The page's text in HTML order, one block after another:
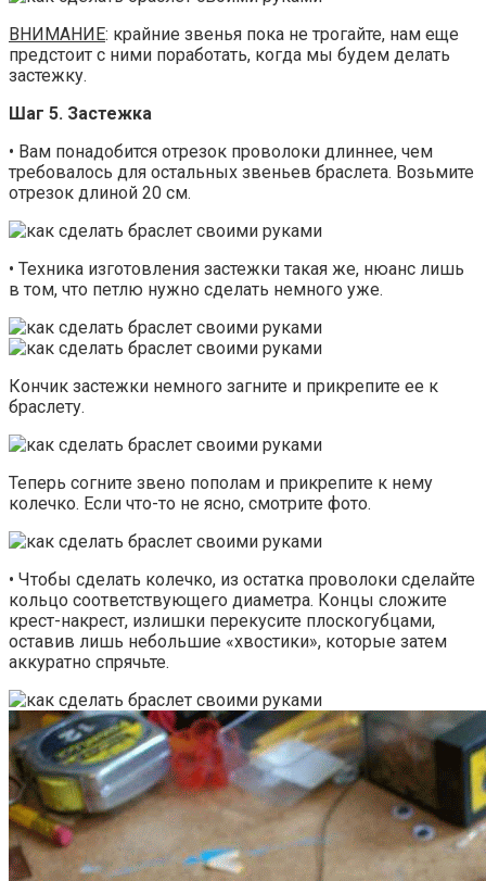
ВНИМАНИЕ: крайние звенья пока не трогайте, нам еще
предстоит с ними поработать, когда мы будем делать
застежку.
Шаг 5. Застежка
• Вам понадобится отрезок проволоки длиннее, чем
требовалось для остальных звеньев браслета. Возьмите
отрезок длиной 20 см.
• Техника изготовления застежки такая же, нюанс лишь
в том, что петлю нужно сделать немного уже.
Кончик застежки немного загните и прикрепите ее к
браслету.
Теперь согните звено пополам и прикрепите к нему
колечко. Если что-то не ясно, смотрите фото.
• Чтобы сделать колечко, из остатка проволоки сделайте
кольцо соответствующего диаметра. Концы сложите
крест-накрест, излишки перекусите плоскогубцами,
оставив лишь небольшие «хвостики», которые затем
аккуратно спрячьте.